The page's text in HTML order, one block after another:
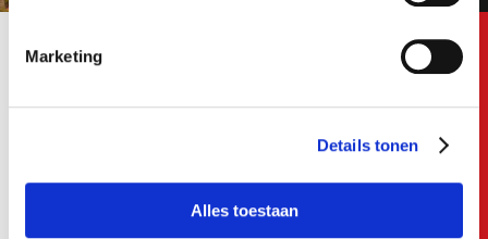
Marketing
Details tonen
Alles toestaan
E-mail
Vakgebied
privacy statement